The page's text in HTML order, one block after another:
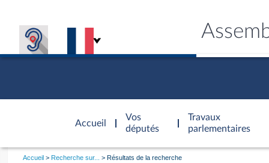
Accueil
d'accueil
Vos
députés
Travaux
parlementaires
Vous
Accueil Recherche sur... Résultats de la recherche